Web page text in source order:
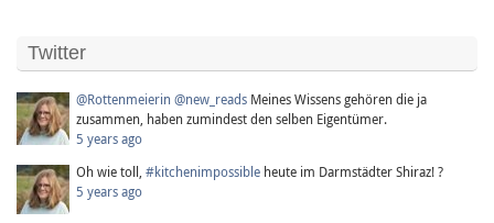
Twitter
@Rottenmeierin @new_reads Meines Wissens gehören die ja
zusammen, haben zumindest den selben Eigentümer.
5 years ago
Oh wie toll, #kitchenimpossible heute im Darmstädter Shiraz! ?
5 years ago